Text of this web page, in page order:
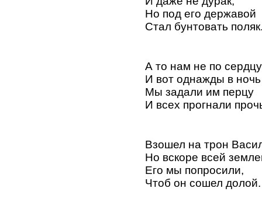
Но под его державой
Стал бунтовать
А то нам не по
И вот однажды в ночь
Мы задали им перцу
И всех прогнали
Взошел на трон
Но вскоре всей
Его мы попросили,
Чтоб он сошел долой.